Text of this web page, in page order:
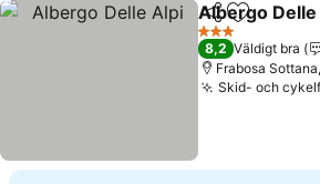
Dela Lägg till i
Albergo
3 Stjärnor
8,2 Väldigt bra
Frabosa
Skid- och